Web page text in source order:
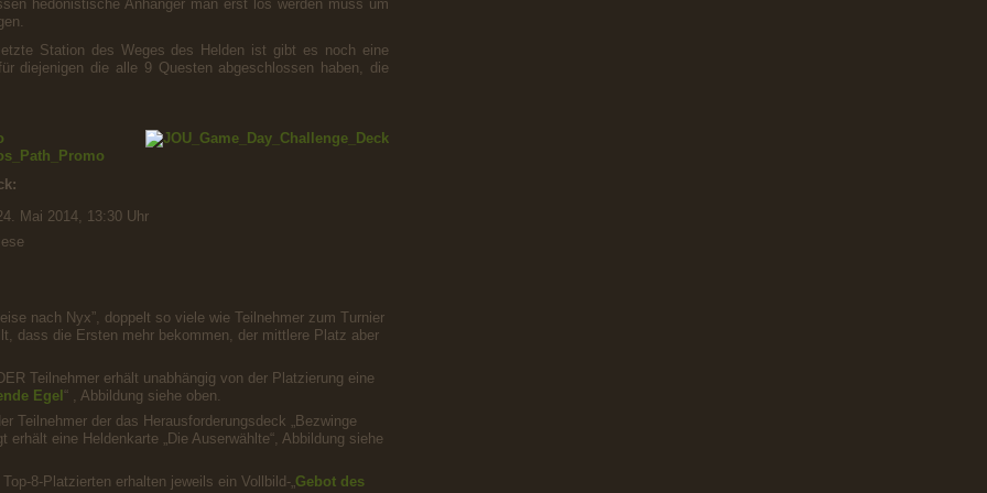
hedonistische Anhänger man erst los werden muss um
Station des Weges des Helden ist gibt es noch eine
diejenigen die alle 9 Questen abgeschlossen haben, die
Mai 2014, 13:30 Uhr
nach Nyx”, doppelt so viele wie Teilnehmer zum Turnier
dass die Ersten mehr bekommen, der mittlere Platz aber
Teilnehmer erhält unabhängig von der Platzierung eine
Egel “ , Abbildung siehe oben.
Teilnehmer der das Herausforderungsdeck „Bezwinge
erhält eine Heldenkarte „Die Auserwählte“, Abbildung siehe
8-Platzierten erhalten jeweils ein Vollbild-„Gebot des